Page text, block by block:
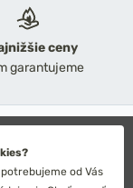
ceny
garantujeme
od Vás